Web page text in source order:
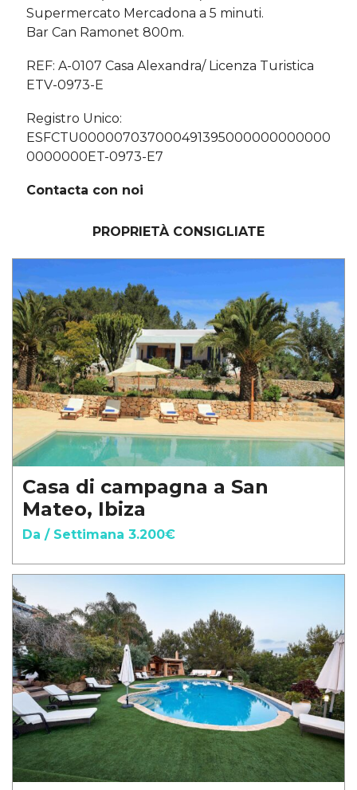
Supermercato Mercadona a 5 minuti.
Bar Can Ramonet 800m.
REF: A-0107 Casa Alexandra/ Licenza Turistica
ETV-0973-E
Registro Unico:
ESFCTU000007037000491395000000000000
0000000ET-0973-E7
Contacta con noi
PROPRIETÀ CONSIGLIATE
Casa di campagna a San
Mateo, Ibiza
Da / Settimana 3.200€